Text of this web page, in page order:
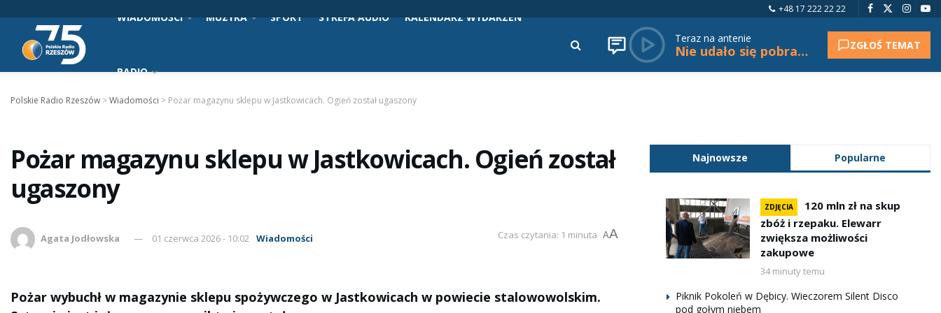
+48 17 222 22 22
WIADOMOŚCI MUZYKA SPORT STREFA AUDIO KALENDARZ WYDARZEŃ
RADIO
Teraz na antenie
Nie udało się pobrać tytułu. ZGŁOŚ TEMAT
Polskie Radio Rzeszów >Wiadomości > Pożar magazynu sklepu w Jastkowicach. Ogień został ugaszony
Pożar magazynu sklepu w Jastkowicach. Ogień został
ugaszony
Agata Jodłowska 01 czerwca 2026 - 10:02 Wiadomości Czas czytania: 1 minuta AA
Pożar wybuchł w magazynie sklepu spożywczego w Jastkowicach w powiecie stalowowolskim.
Najnowsze Popularne
ZDJĘCIA
120 mln zł na skup
zbóż i rzepaku. Elewarr
zwiększa możliwości
zakupowe
34 minuty temu
Piknik Pokoleń w Dębicy. Wieczorem Silent Disco
pod gołym niebem